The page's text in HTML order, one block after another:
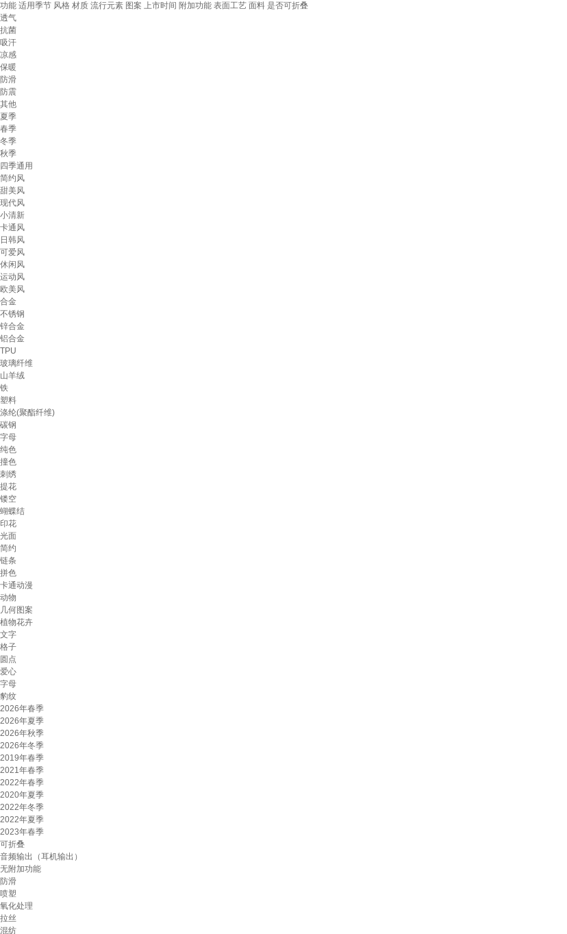
功能 适用季节 风格 材质 流行元素 图案 上市时间 附加功能 表面工艺 面料 是否可折叠
透气
抗菌
吸汗
凉感
保暖
防滑
防震
其他
夏季
春季
冬季
秋季
四季通用
简约风
甜美风
现代风
小清新
卡通风
日韩风
可爱风
休闲风
运动风
欧美风
合金
不锈钢
锌合金
铝合金
TPU
玻璃纤维
山羊绒
铁
塑料
涤纶(聚酯纤维)
碳钢
字母
纯色
撞色
刺绣
提花
镂空
蝴蝶结
印花
光面
简约
链条
拼色
卡通动漫
动物
几何图案
植物花卉
文字
格子
圆点
爱心
字母
豹纹
2026年春季
2026年夏季
2026年秋季
2026年冬季
2019年春季
2021年春季
2022年春季
2020年夏季
2022年冬季
2022年夏季
2023年春季
可折叠
音频输出（耳机输出）
无附加功能
防滑
喷塑
氧化处理
拉丝
混纺